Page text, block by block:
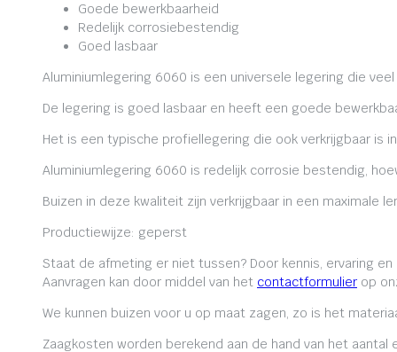
Goede bewerkbaarheid
Redelijk corrosiebestendig
Goed lasbaar
Aluminiumlegering 6060 is een universele legering die
De legering is goed lasbaar en heeft een goede
Het is een typische profiellegering die ook verkrijgbaar is
Aluminiumlegering 6060 is redelijk corrosie bestendig,
Buizen in deze kwaliteit zijn verkrijgbaar in een maximale
Productiewijze: geperst
Staat de afmeting er niet tussen? Door kennis, ervaring
Aanvragen kan door middel van het contactformulier op
We kunnen buizen voor u op maat zagen, zo is het
Zaagkosten worden berekend aan de hand van het